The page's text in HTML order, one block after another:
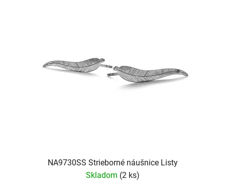
NA9730SS Strieborné náušnice Listy
Skladom (2 ks)